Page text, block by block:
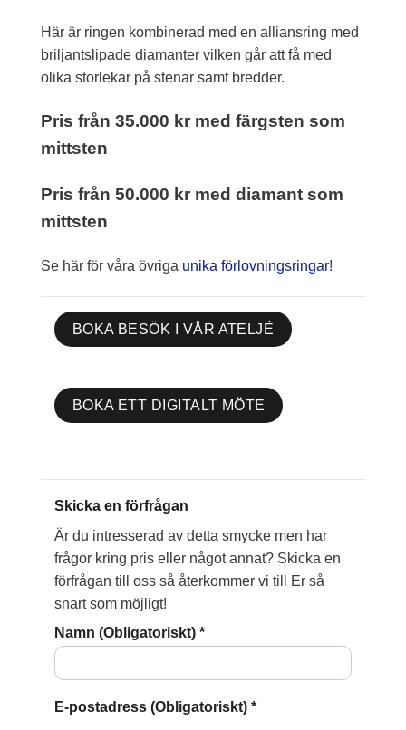
Här är ringen kombinerad med en alliansring med
briljantslipade diamanter vilken går att få med
olika storlekar på stenar samt bredder.
Pris från 35.000 kr med färgsten som
mittsten
Pris från 50.000 kr med diamant som
mittsten
Se här för våra övriga unika förlovningsringar!
BOKA BESÖK I VÅR ATELJÉ
BOKA ETT DIGITALT MÖTE
Skicka en förfrågan
Är du intresserad av detta smycke men har
frågor kring pris eller något annat? Skicka en
förfrågan till oss så återkommer vi till Er så
snart som möjligt!
Namn (Obligatoriskt) *
E-postadress (Obligatoriskt) *